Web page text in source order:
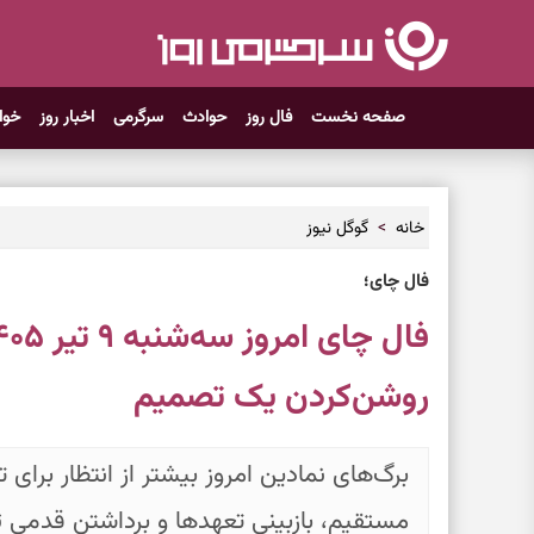
صفحه نخست فال روز حوادث سرگرمی اخبار روز
خانه گوگل نیوز
فال چای؛
روشن‌کردن یک تصمیم
برگ‌های نمادین امروز بیشتر از انتظار
مستقیم، بازبینی تعهدها و برداشتن